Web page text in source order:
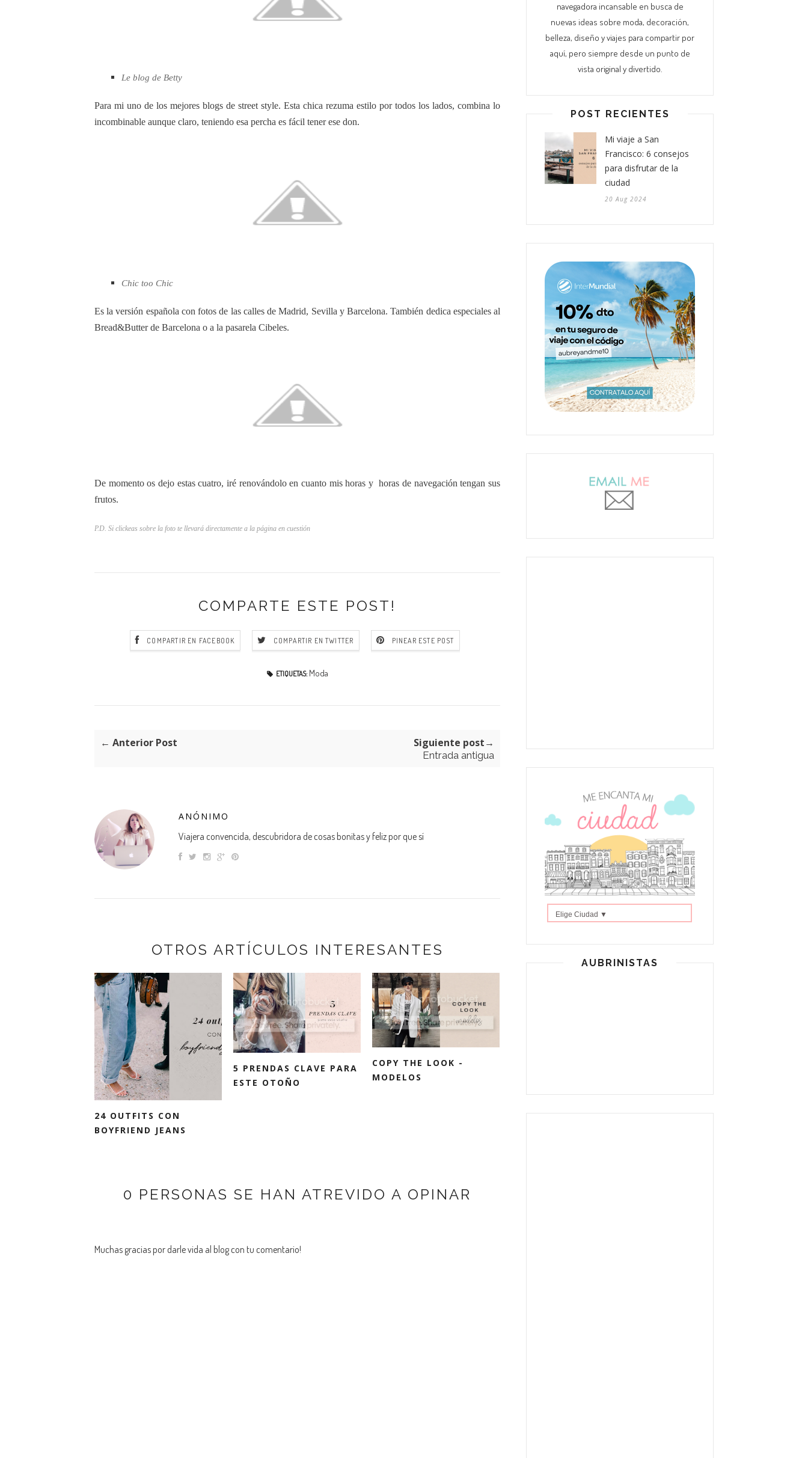
Le blog de Betty
Para mi uno de los mejores blogs de street style. Esta chica rezuma estilo por todos los lados, combina lo
incombinable aunque claro, teniendo esa percha es fácil tener ese don.
Chic too Chic
Es la versión española con fotos de las calles de Madrid, Sevilla y Barcelona. También dedica especiales al
Bread&Butter de Barcelona o a la pasarela Cibeles.
De momento os dejo estas cuatro, iré renovándolo en cuanto mis horas y horas de navegación tengan sus
frutos.
P.D. Si clickeas sobre la foto te llevará directamente a la página en cuestión
COMPARTE ESTE POST!
COMPARTIR EN FACEBOOK COMPARTIR EN TWITTER PINEAR ESTE POST
ETIQUETAS: Moda
← Anterior Post Siguiente post→
Entrada antigua
ANÓNIMO
Viajera convencida, descubridora de cosas bonitas y feliz por que sí
OTROS ARTÍCULOS INTERESANTES
24 OUTFITS CON
BOYFRIEND JEANS
5 PRENDAS CLAVE PARA
ESTE OTOÑO
COPY THE LOOK -
MODELOS
0 PERSONAS SE HAN ATREVIDO A OPINAR
Muchas gracias por darle vida al blog con tu comentario!
navegadora incansable en busca de
nuevas ideas sobre moda, decoración,
belleza, diseño y viajes para compartir por
aquí, pero siempre desde un punto de
vista original y divertido.
POST RECIENTES
Mi viaje a San
Francisco: 6 consejos
para disfrutar de la
ciudad
20 Aug 2024
Elige Ciudad ▼
AUBRINISTAS